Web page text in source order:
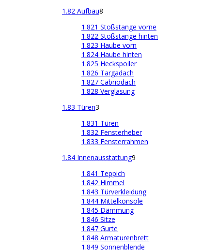
1.82 Aufbau8
1.821 Stoßstange vorne
1.822 Stoßstange hinten
1.823 Haube vorn
1.824 Haube hinten
1.825 Heckspoiler
1.826 Targadach
1.827 Cabriodach
1.828 Verglasung
1.83 Türen3
1.831 Türen
1.832 Fensterheber
1.833 Fensterrahmen
1.84 Innenausstattung9
1.841 Teppich
1.842 Himmel
1.843 Türverkleidung
1.844 Mittelkonsole
1.845 Dämmung
1.846 Sitze
1.847 Gurte
1.848 Armaturenbrett
1.849 Sonnenblende